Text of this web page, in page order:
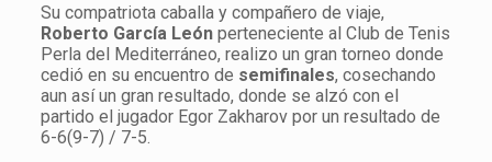
Su compatriota caballa y compañero de viaje,
Roberto García Leónperteneciente al Club de Tenis
Perla del Mediterráneo, realizo un gran torneo donde
cedió en su encuentro de semifinales, cosechando
aun así un gran resultado, donde se alzó con el
partido el jugador Egor Zakharov por un resultado de
6-6(9-7) / 7-5.